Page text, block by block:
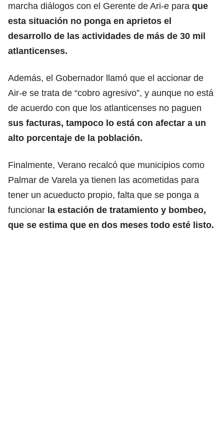
marcha diálogos con el Gerente de Ari-e para que
esta situación no ponga en aprietos el
desarrollo de las actividades de más de 30 mil
atlanticenses.
Además, el Gobernador llamó que el accionar de
Air-e se trata de “cobro agresivo”, y aunque no está
de acuerdo con que los atlanticenses no paguen
sus facturas, tampoco lo está con afectar a un
alto porcentaje de la población.
Finalmente, Verano recalcó que municipios como
Palmar de Varela ya tienen las acometidas para
tener un acueducto propio, falta que se ponga a
funcionar la estación de tratamiento y bombeo,
que se estima que en dos meses todo esté listo.